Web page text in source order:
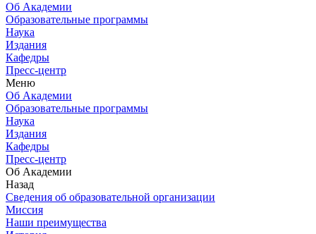
Об Академии
Образовательные программы
Наука
Издания
Кафедры
Пресс-центр
Меню
Об Академии
Образовательные программы
Наука
Издания
Кафедры
Пресс-центр
Об Академии
Назад
Сведения об образовательной организации
Миссия
Наши преимущества